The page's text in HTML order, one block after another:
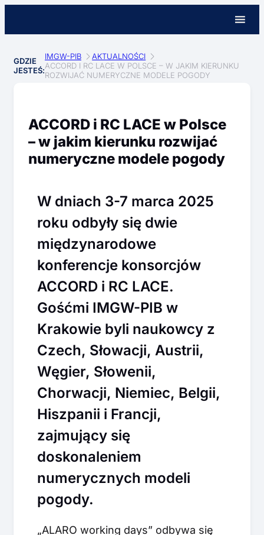
GDZIE
JESTEŚ:
IMGW-PIB
AKTUALNOŚCI
ACCORD I RC LACE W POLSCE – W JAKIM KIERUNKU
ROZWIJAĆ NUMERYCZNE MODELE POGODY
ACCORD i RC LACE w Polsce
– w jakim kierunku rozwijać
numeryczne modele pogody
W dniach 3-7 marca 2025
roku odbyły się dwie
międzynarodowe
konferencje konsorcjów
ACCORD i RC LACE.
Gośćmi IMGW-PIB w
Krakowie byli naukowcy z
Czech, Słowacji, Austrii,
Węgier, Słowenii,
Chorwacji, Niemiec, Belgii,
Hiszpanii i Francji,
zajmujący się
doskonaleniem
numerycznych modeli
pogody.
„ALARO working days” odbywa się